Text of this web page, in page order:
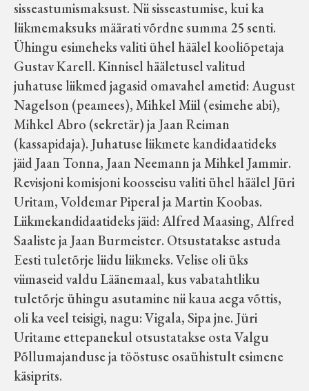
Virtuaalnäitused
Otsi
Tagasiside
Koduleht on teoks saanud tänu Sillaotsa
Muuseumisõprade Seltsingu, Kohaliku
Omaalgatuse Programmi ja Märjamaa
Vallavalitsuse abile.
sisseastumismaksust. Nii sisseastumise, kui ka
liikmemaksuks määrati võrdne summa 25 senti.
Ühingu esimeheks valiti ühel häälel kooliõpetaja
Gustav Karell. Kinnisel hääletusel valitud
juhatuse liikmed jagasid omavahel ametid: August
Nagelson (peamees), Mihkel Miil (esimehe abi),
Mihkel Abro (sekretär) ja Jaan Reiman
(kassapidaja). Juhatuse liikmete kandidaatideks
jäid Jaan Tonna, Jaan Neemann ja Mihkel Jammir.
Revisjoni komisjoni koosseisu valiti ühel häälel Jüri
Uritam, Voldemar Piperal ja Martin Koobas.
Liikmekandidaatideks jäid: Alfred Maasing, Alfred
Saaliste ja Jaan Burmeister. Otsustatakse astuda
Eesti tuletõrje liidu liikmeks. Velise oli üks
viimaseid valdu Läänemaal, kus vabatahtliku
tuletõrje ühingu asutamine nii kaua aega võttis,
oli ka veel teisigi, nagu: Vigala, Sipa jne. Jüri
Uritame ettepanekul otsustatakse osta Valgu
Põllumajanduse ja tööstuse osaühistult esimene
käsiprits.